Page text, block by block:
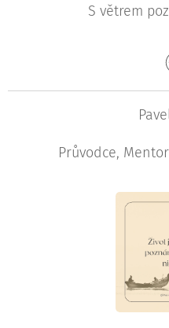
S větrem
Průvodce,